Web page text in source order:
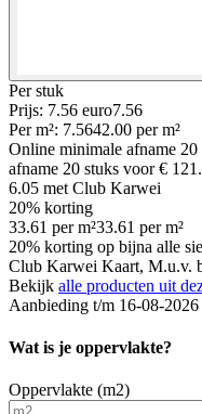
Per stuk
Prijs: 7.56 euro7.56
Per m²: 7.5642.00 per m²
Online minimale afname 20
afname 20 stuks voor€
6.05 met Club Karwei
20% korting
33.61 per m²33.61 per m²
20% korting op bijna alle
Club Karwei Kaart, M.u.v.
Bekijk alle producten uit
Aanbieding t/m 16-08-2026
Wat is je oppervlakte?
Oppervlakte (m2)